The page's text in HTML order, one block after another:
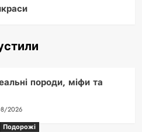
породи, міфи та
2026
Подорожі